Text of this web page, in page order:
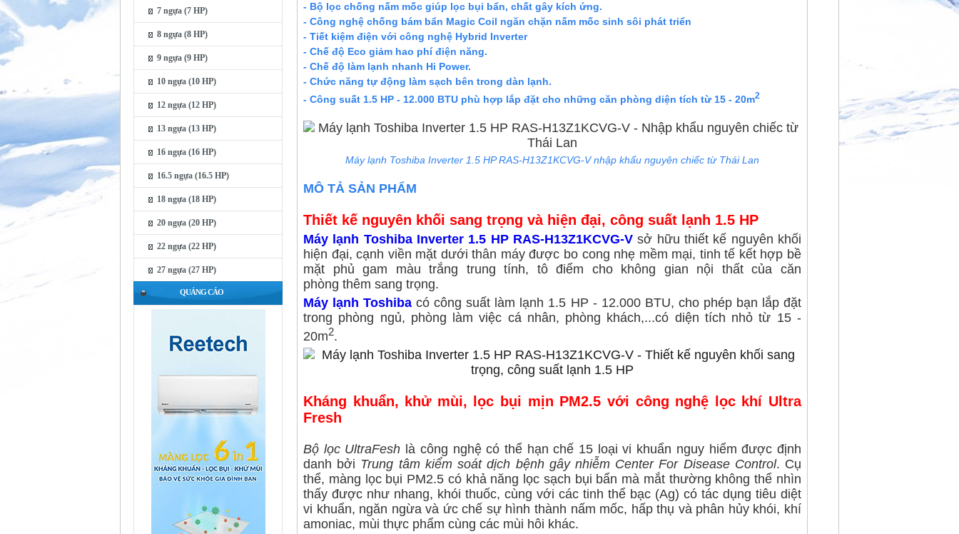
7 ngựa (7 HP)
8 ngựa (8 HP)
9 ngựa (9 HP)
10 ngựa (10 HP)
12 ngựa (12 HP)
13 ngựa (13 HP)
16 ngựa (16 HP)
16.5 ngựa (16.5 HP)
18 ngựa (18 HP)
20 ngựa (20 HP)
22 ngựa (22 HP)
27 ngựa (27 HP)
QUẢNG CÁO
- Bộ lọc chống nấm mốc giúp lọc bụi bẩn, chất gây kích ứng.
- Công nghệ chống bám bẩn Magic Coil ngăn chặn nấm mốc sinh sôi phát triển
- Tiết kiệm điện với công nghệ Hybrid Inverter
- Chế độ Eco giảm hao phí điện năng.
- Chế độ làm lạnh nhanh Hi Power.
- Chức năng tự động làm sạch bên trong dàn lạnh.
- Công suất 1.5 HP - 12.000 BTU phù hợp lắp đặt cho những căn phòng diện tích từ 15 - 20m2
Máy lạnh Toshiba Inverter 1.5 HP RAS-H13Z1KCVG-V nhập khẩu nguyên chiếc từ Thái Lan
MÔ TẢ SẢN PHẨM
Thiết kế nguyên khối sang trọng và hiện đại, công suất lạnh 1.5 HP
Máy lạnh Toshiba Inverter 1.5 HP RAS-H13Z1KCVG-V sở hữu thiết kế nguyên khối
hiện đại, cạnh viền mặt dưới thân máy được bo cong nhẹ mềm mại, tinh tế kết hợp bề
mặt phủ gam màu trắng trung tính, tô điểm cho không gian nội thất của căn
phòng thêm sang trọng.
Máy lạnh Toshiba có công suất làm lạnh 1.5 HP - 12.000 BTU, cho phép bạn lắp đặt
trong phòng ngủ, phòng làm việc cá nhân, phòng khách,...có diện tích nhỏ từ 15 -
20m2.
Kháng khuẩn, khử mùi, lọc bụi mịn PM2.5 với công nghệ lọc khí Ultra
Fresh
Bộ lọc UltraFesh là công nghệ có thể hạn chế 15 loại vi khuẩn nguy hiểm được định
danh bởi Trung tâm kiểm soát dịch bệnh gây nhiễm Center For Disease Control. Cụ
thể, màng lọc bụi PM2.5 có khả năng lọc sạch bụi bẩn mà mắt thường không thể nhìn
thấy được như nhang, khói thuốc, cùng với các tinh thể bạc (Ag) có tác dụng tiêu diệt
vi khuẩn, ngăn ngừa và ức chế sự hình thành nấm mốc, hấp thụ và phân hủy khói, khí
amoniac, mùi thực phẩm cùng các mùi hôi khác.